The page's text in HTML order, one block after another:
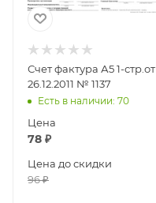
Счет фактура А5 1-стр.от
26.12.2011 № 1137
Есть в наличии: 70
Цена
78 ₽
Цена до скидки
96₽